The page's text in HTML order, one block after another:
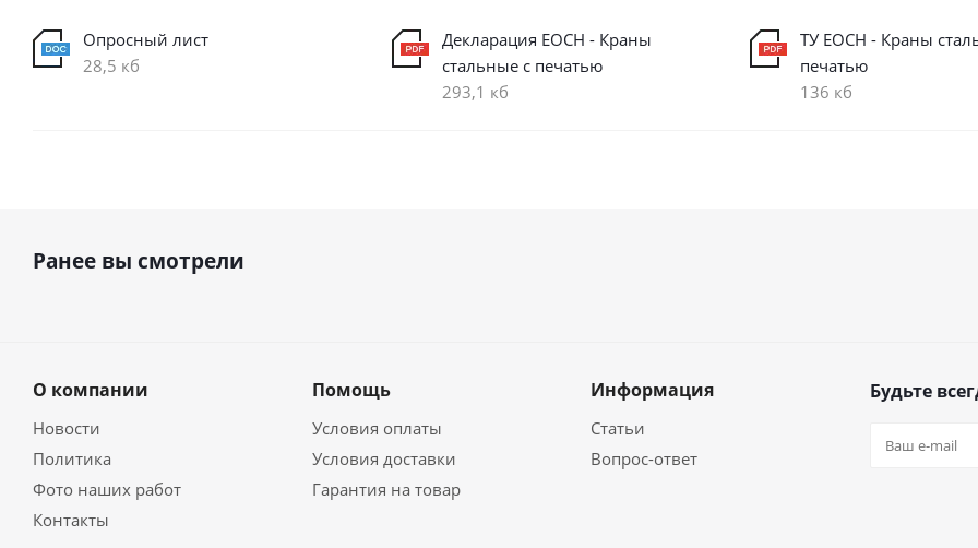
Опросный лист
28,5 кб
Декларация ЕОСН - Краны
стальные с печатью
293,1 кб
ТУ ЕОСН - Краны
печатью
136 кб
Ранее вы смотрели
О компании
Новости
Политика
Фото наших работ
Контакты
Помощь
Условия оплаты
Условия доставки
Гарантия на товар
Информация
Статьи
Вопрос-ответ
Будьте